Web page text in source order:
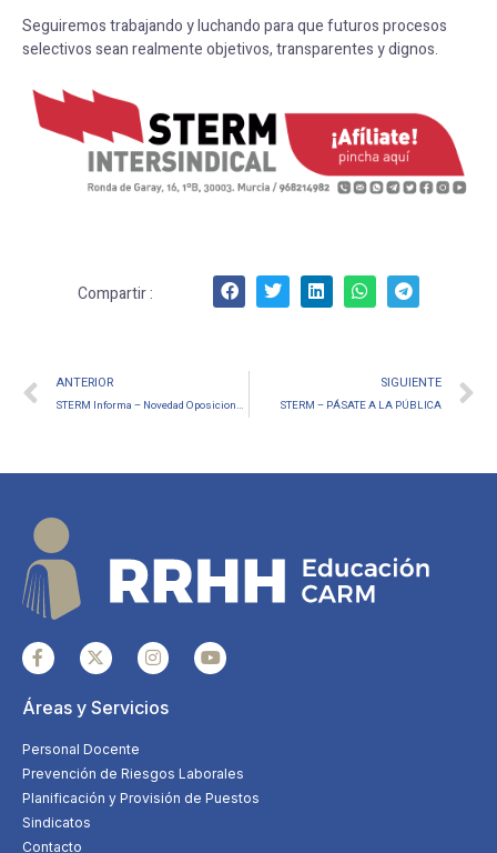
Seguiremos trabajando y luchando para que futuros procesos
selectivos sean realmente objetivos, transparentes y dignos.
Compartir :
ANTERIOR
STERM Informa – Novedad Oposiciones Cuerpo Maestras/os
SIGUIENTE
STERM – PÁSATE A LA PÚBLICA
Áreas y Servicios
Personal Docente
Prevención de Riesgos Laborales
Planificación y Provisión de Puestos
Sindicatos
Contacto